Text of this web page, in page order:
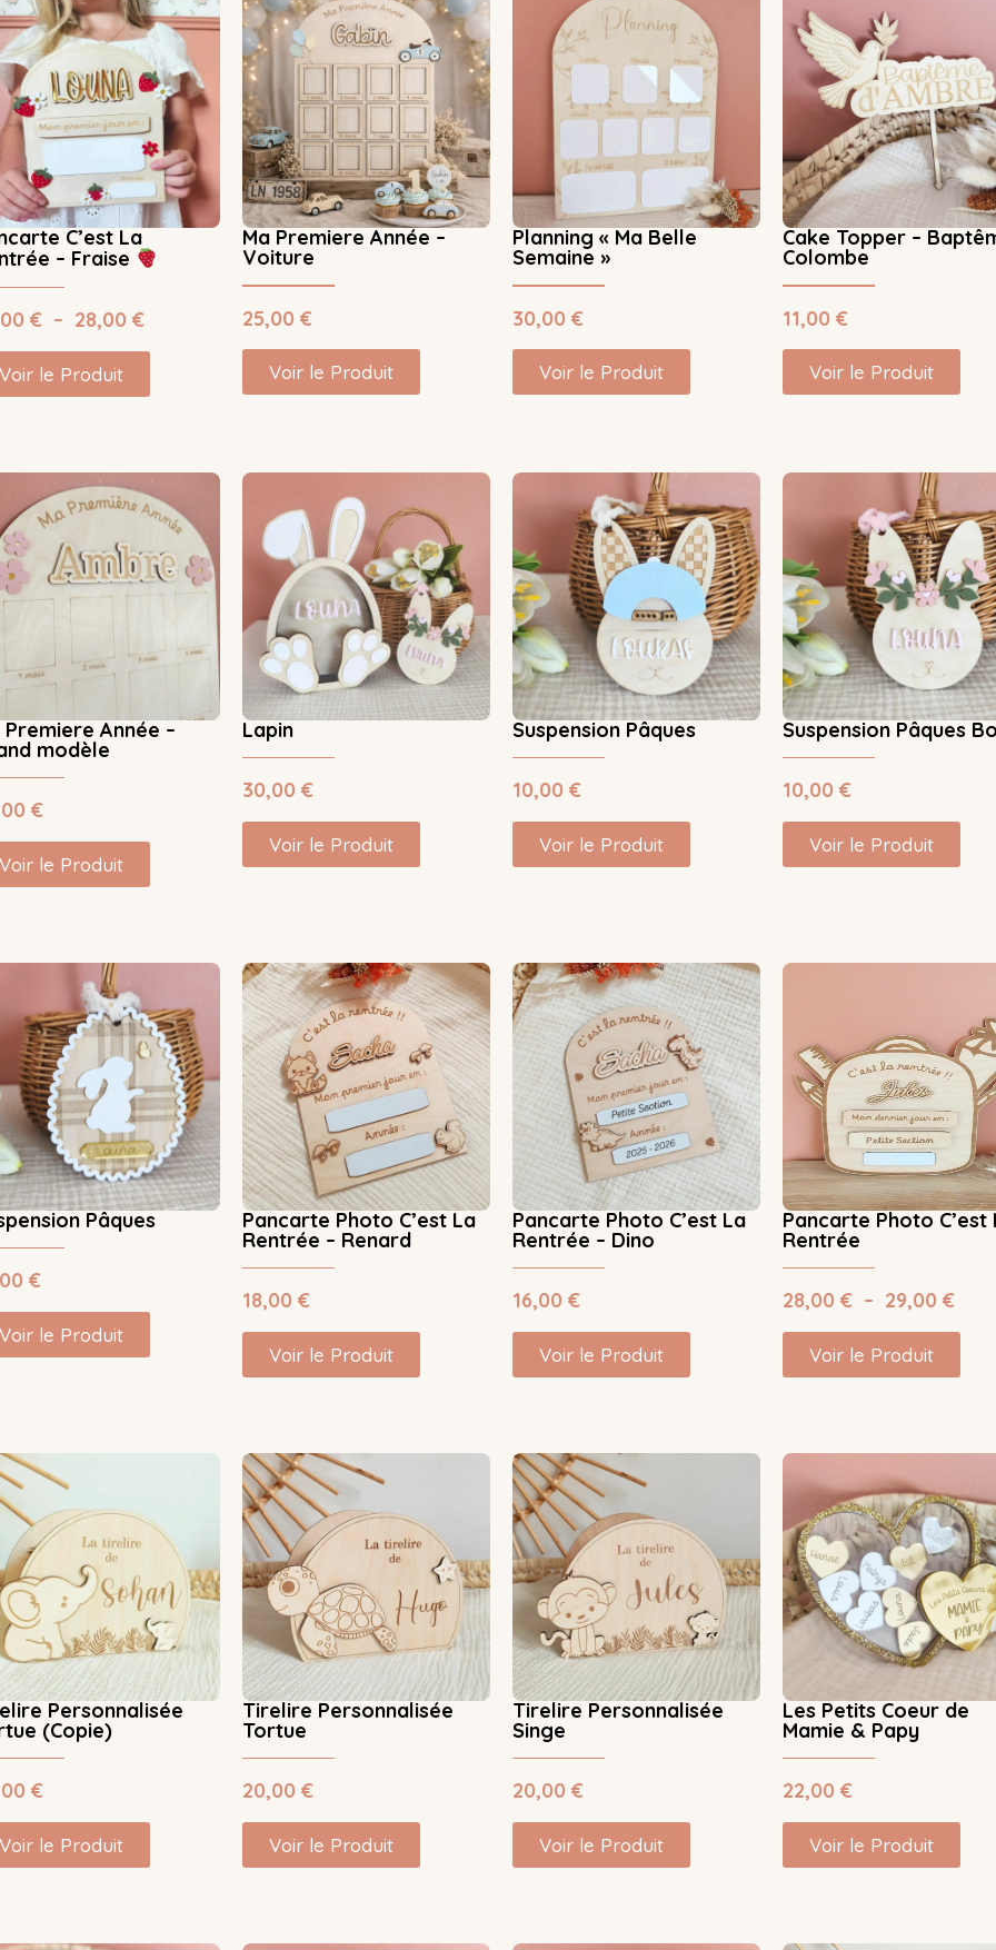
C’est La
– Fraise
€ – 28,00€
Voir le Produit
Ma Premiere Année –
Voiture
25,00€
Voir le Produit
Planning « Ma Belle
Semaine »
30,00€
Voir le Produit
Cake Topper –
Colombe
11,00€
Voir le Produit
Premiere Année –
modèle
€
Voir le Produit
Lapin
30,00€
Voir le Produit
Suspension Pâques
10,00€
Voir le Produit
Suspension Pâques
10,00€
Voir le Produit
Pâques
€
Voir le Produit
Pancarte Photo C’est La
Rentrée – Renard
18,00€
Voir le Produit
Pancarte Photo C’est La
Rentrée – Dino
16,00€
Voir le Produit
Pancarte Photo C’est
Rentrée
28,00€ – 29,00€
Voir le Produit
Personnalisée
(Copie)
€
Voir le Produit
Tirelire Personnalisée
Tortue
20,00€
Voir le Produit
Tirelire Personnalisée
Singe
20,00€
Voir le Produit
Les Petits Coeur de
Mamie & Papy
22,00€
Voir le Produit